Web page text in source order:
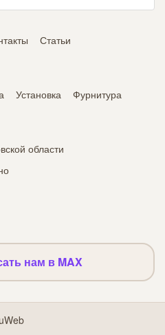
Статьи
Установка Фурнитура
области
нам в MAX
uWeb